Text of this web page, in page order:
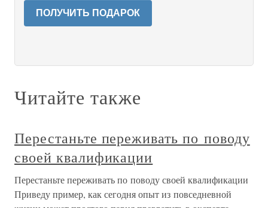
ПОЛУЧИТЬ ПОДАРОК
Читайте также
Перестаньте переживать по поводу
своей квалификации
Перестаньте переживать по поводу своей квалификации
Приведу пример, как сегодня опыт из повседневной